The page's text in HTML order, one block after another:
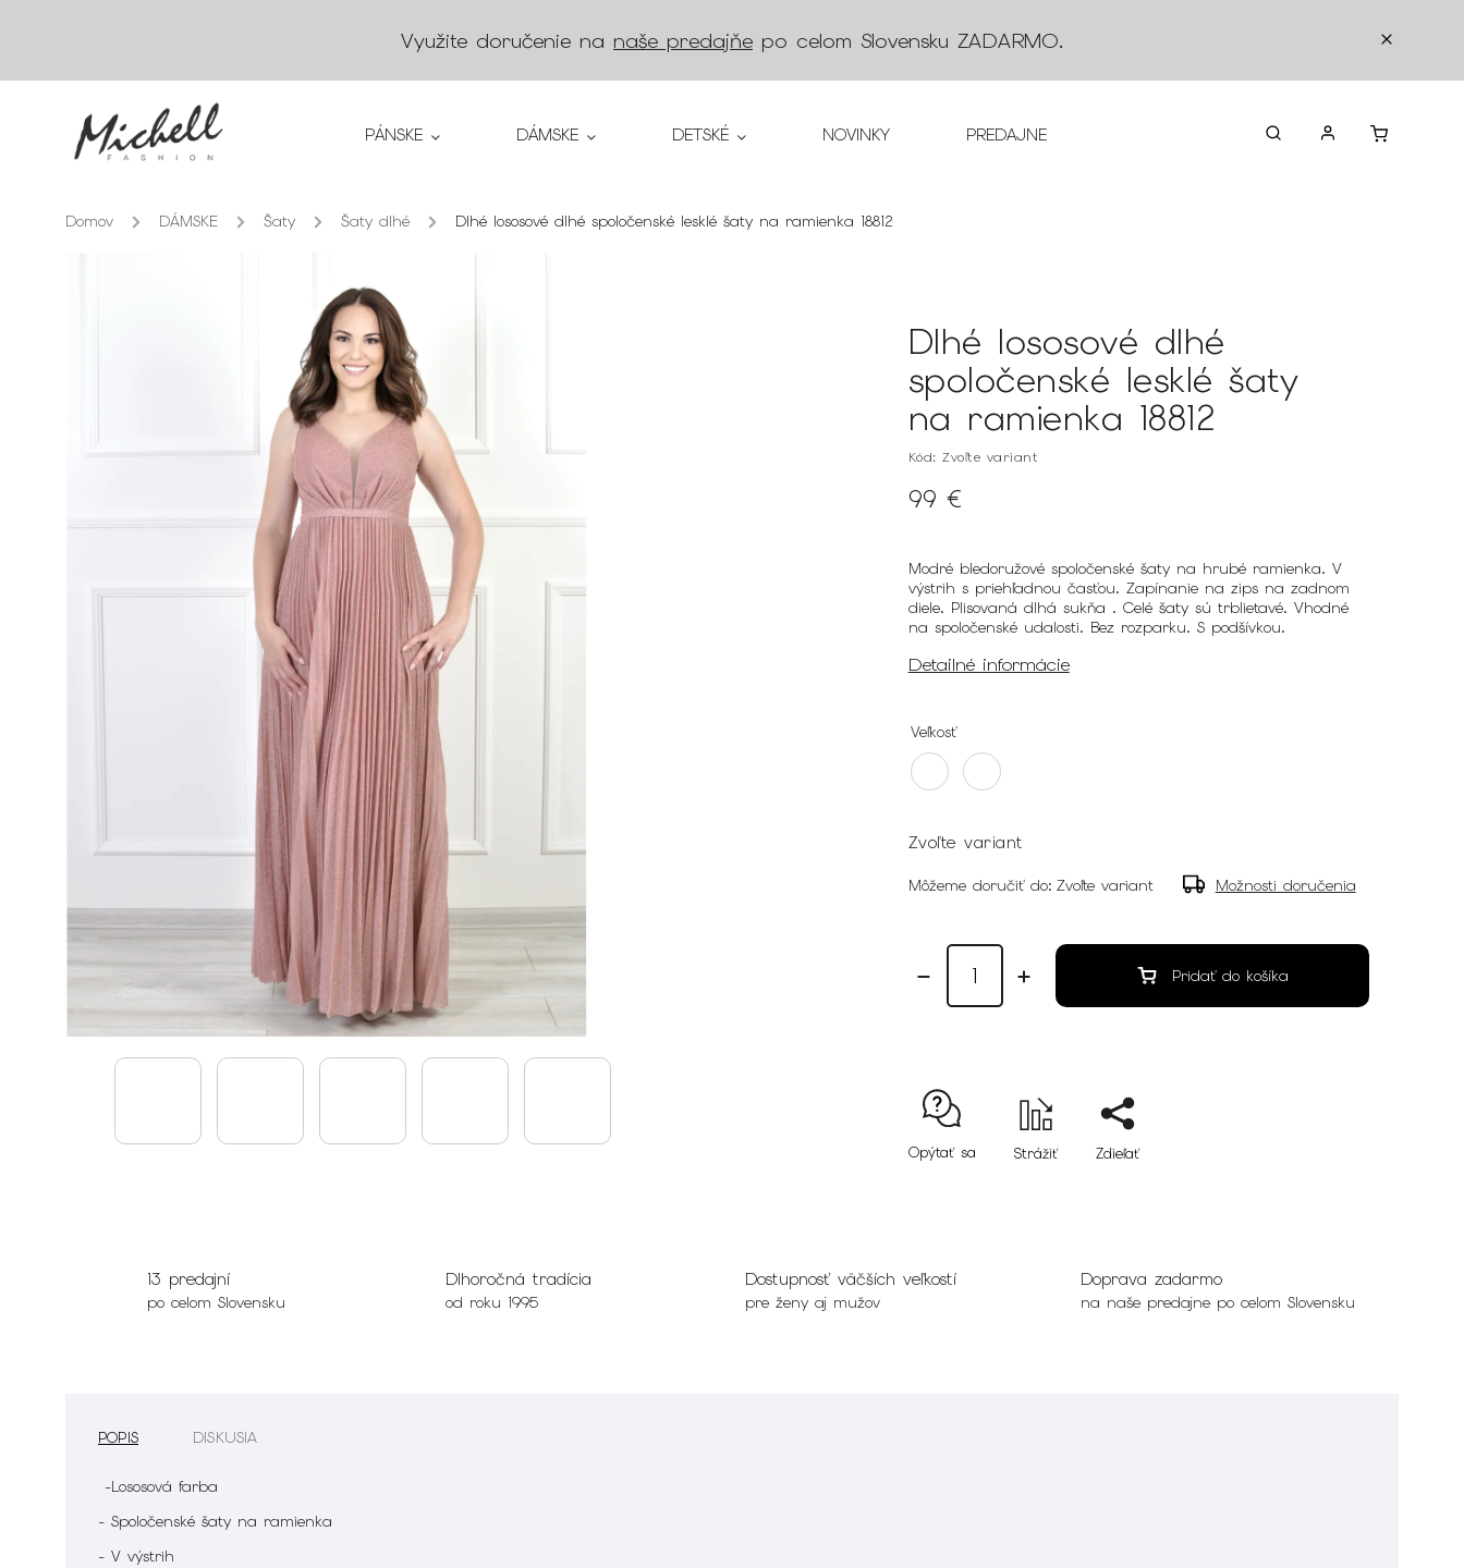
Využite doručenie na naše predajňe po celom Slovensku ZADARMO.
PÁNSKE DÁMSKE DETSKÉ NOVINKY PREDAJNE KONTAKTY
Domov / DÁMSKE / Šaty / Šaty dlhé / Dlhé lososové dlhé spoločenské lesklé šaty na ramienka 18812
Dlhé lososové dlhé
spoločenské lesklé šaty
na ramienka 18812
Kód: Zvoľte variant
99 €
Modré bledoružové spoločenské šaty na hrubé ramienka. V
výstrih s priehľadnou časťou. Zapínanie na zips na zadnom
diele. Plisovaná dlhá sukňa . Celé šaty sú trblietavé. Vhodné
na spoločenské udalosti. Bez rozparku. S podšívkou.
Detailné informácie
Veľkosť
Zvoľte variant
Môžeme doručiť do: Zvoľte variant Možnosti doručenia
Pridať do košíka
Opýtať sa Strážiť Zdieľať
13 predajní
po celom Slovensku
Dlhoročná tradícia
od roku 1995
Dostupnosť väčších veľkostí
pre ženy aj mužov
Doprava zadarmo
na naše predajne po celom Slovensku
POPIS DISKUSIA
-Lososová farba
- Spoločenské šaty na ramienka
- V výstrih